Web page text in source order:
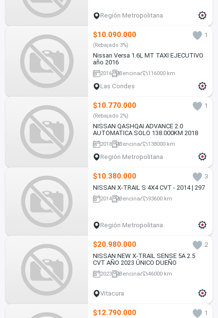
Región Metropolitana
$10.090.000 1
(Rebajado 3%)
Nissan Versa 1.6L MT TAXI EJECUTIVO
año 2016
2016 Bencina 116000 km
Las Condes
$10.770.000 1
(Rebajado 2%)
NISSAN QASHQAI ADVANCE 2.0
AUTOMATICA SOLO 138.000KM 2018
2018 Bencina 138000 km
Región Metropolitana
$10.380.000
3
NISSAN X-TRAIL S 4X4 CVT - 2014 | 297
2014 Bencina 93600 km
Región Metropolitana
$20.980.000
2
NISSAN NEW X-TRAIL SENSE 5A 2.5
CVT AÑO 2023 ÚNICO DUEÑO
2023 Bencina 46000 km
Vitacura
$12.790.000
1